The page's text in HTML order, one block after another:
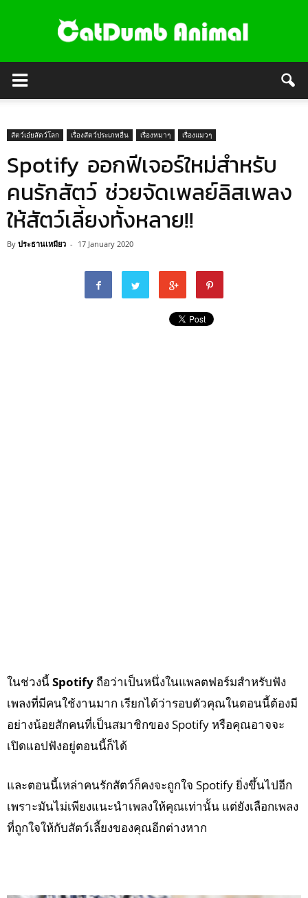
สัตว์เอ๋ยสัตว์โลก เรื่องสัตว์ประเภทอื่น เรื่องหมาๆ เรื่องแมวๆ
Spotify ออกฟีเจอร์ใหม่สำหรับ
คนรักสัตว์ ช่วยจัดเพลย์ลิสเพลง
ให้สัตว์เลี้ยงทั้งหลาย!!
By ประธานเหมียว - 17 January 2020
ในช่วงนี้Spotify ถือว่าเป็นหนึ่งในแพลตฟอร์มสำหรับฟัง
เพลงที่มีคนใช้งานมาก เรียกได้ว่ารอบตัวคุณในตอนนี้ต้องมี
อย่างน้อยสักคนที่เป็นสมาชิกของ Spotify หรือคุณอาจจะ
เปิดแอปฟังอยู่ตอนนี้ก็ได้
และตอนนี้เหล่าคนรักสัตว์ก็คงจะถูกใจ Spotify ยิ่งขึ้นไปอีก
เพราะมันไม่เพียงแนะนำเพลงให้คุณเท่านั้น แต่ยังเลือกเพลง
ที่ถูกใจให้กับสัตว์เลี้ยงของคุณอีกต่างหาก